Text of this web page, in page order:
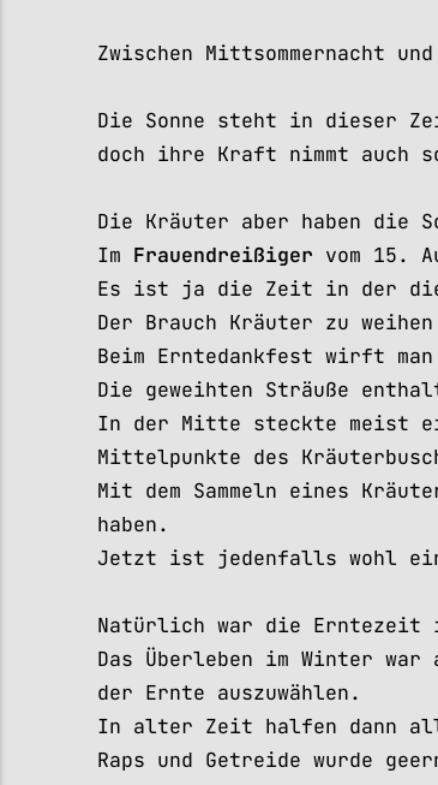
Zwischen Mittsommernacht
Die Sonne steht in dieser
doch ihre Kraft nimmt auch
Die Kräuter aber haben die
Im Frauendreißiger vom 15.
Es ist ja die Zeit in der
Der Brauch Kräuter zu
Beim Erntedankfest wirft
Die geweihten Sträuße
In der Mitte steckte meist
Mittelpunkte des
Mit dem Sammeln eines
haben.
Jetzt ist jedenfalls wohl eine
Natürlich war die Erntezeit
Das Überleben im Winter
der Ernte auszuwählen.
In alter Zeit halfen dann
Raps und Getreide wurde